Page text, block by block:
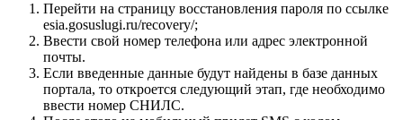
Перейти на страницу восстановления пароля по ссылке
esia.gosuslugi.ru/recovery/;
Ввести свой номер телефона или адрес электронной
почты.
Если введенные данные будут найдены в базе данных
портала, то откроется следующий этап, где необходимо
ввести номер СНИЛС.